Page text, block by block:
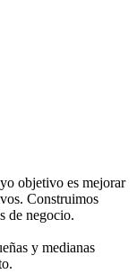
objetivo es mejorar
Construimos
de negocio.
y medianas